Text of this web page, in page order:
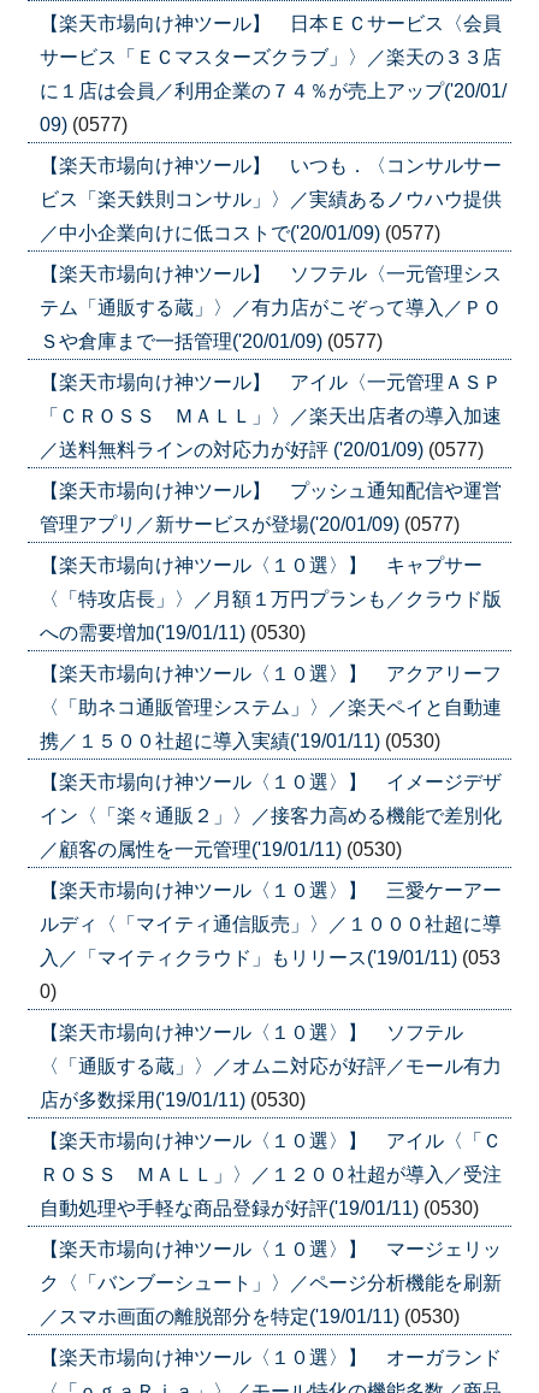
【楽天市場向け神ツール】 日本ＥＣサービス〈会員
サービス「ＥＣマスターズクラブ」〉／楽天の３３店
に１店は会員／利用企業の７４％が売上アップ('20/01/
09) (0577)
【楽天市場向け神ツール】 いつも．〈コンサルサー
ビス「楽天鉄則コンサル」〉／実績あるノウハウ提供
／中小企業向けに低コストで('20/01/09) (0577)
【楽天市場向け神ツール】 ソフテル〈一元管理シス
テム「通販する蔵」〉／有力店がこぞって導入／ＰＯ
Ｓや倉庫まで一括管理('20/01/09) (0577)
【楽天市場向け神ツール】 アイル〈一元管理ＡＳＰ
「ＣＲＯＳＳ ＭＡＬＬ」〉／楽天出店者の導入加速
／送料無料ラインの対応力が好評 ('20/01/09) (0577)
【楽天市場向け神ツール】 プッシュ通知配信や運営
管理アプリ／新サービスが登場('20/01/09) (0577)
【楽天市場向け神ツール〈１０選〉】 キャプサー
〈「特攻店長」〉／月額１万円プランも／クラウド版
への需要増加('19/01/11) (0530)
【楽天市場向け神ツール〈１０選〉】 アクアリーフ
〈「助ネコ通販管理システム」〉／楽天ペイと自動連
携／１５００社超に導入実績('19/01/11) (0530)
【楽天市場向け神ツール〈１０選〉】 イメージデザ
イン〈「楽々通販２」〉／接客力高める機能で差別化
／顧客の属性を一元管理('19/01/11) (0530)
【楽天市場向け神ツール〈１０選〉】 三愛ケーアー
ルディ〈「マイティ通信販売」〉／１０００社超に導
入／「マイティクラウド」もリリース('19/01/11) (053
0)
【楽天市場向け神ツール〈１０選〉】 ソフテル
〈「通販する蔵」〉／オムニ対応が好評／モール有力
店が多数採用('19/01/11) (0530)
【楽天市場向け神ツール〈１０選〉】 アイル〈「Ｃ
ＲＯＳＳ ＭＡＬＬ」〉／１２００社超が導入／受注
自動処理や手軽な商品登録が好評('19/01/11) (0530)
【楽天市場向け神ツール〈１０選〉】 マージェリッ
ク〈「バンブーシュート」〉／ページ分析機能を刷新
／スマホ画面の離脱部分を特定('19/01/11) (0530)
【楽天市場向け神ツール〈１０選〉】 オーガランド